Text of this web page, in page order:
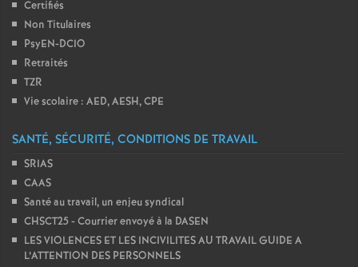
Certifiés
Non Titulaires
PsyEN-DCIO
Retraités
TZR
Vie scolaire : AED, AESH, CPE
SANTÉ, SÉCURITÉ, CONDITIONS DE TRAVAIL
SRIAS
CAAS
Santé au travail, un enjeu syndical
CHSCT25 - Courrier envoyé à la DASEN
LES VIOLENCES ET LES INCIVILITES AU TRAVAIL GUIDE A
L’ATTENTION DES PERSONNELS